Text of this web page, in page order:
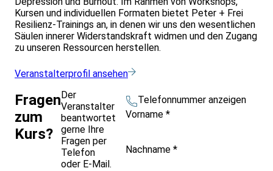
Kursen und individuellen Formaten bietet Peter + Frei
Resilienz-Trainings an, in denen wir uns den wesentlichen
Säulen innerer Widerstandskraft widmen und den Zugang
zu unseren Ressourcen herstellen.
Veranstalterprofil ansehen
Fragen
zum
Kurs?
Der
Veranstalter
beantwortet
gerne Ihre
Fragen per
Telefon
oder E-Mail.
Telefonnummer anzeigen
Vorname *
Nachname *